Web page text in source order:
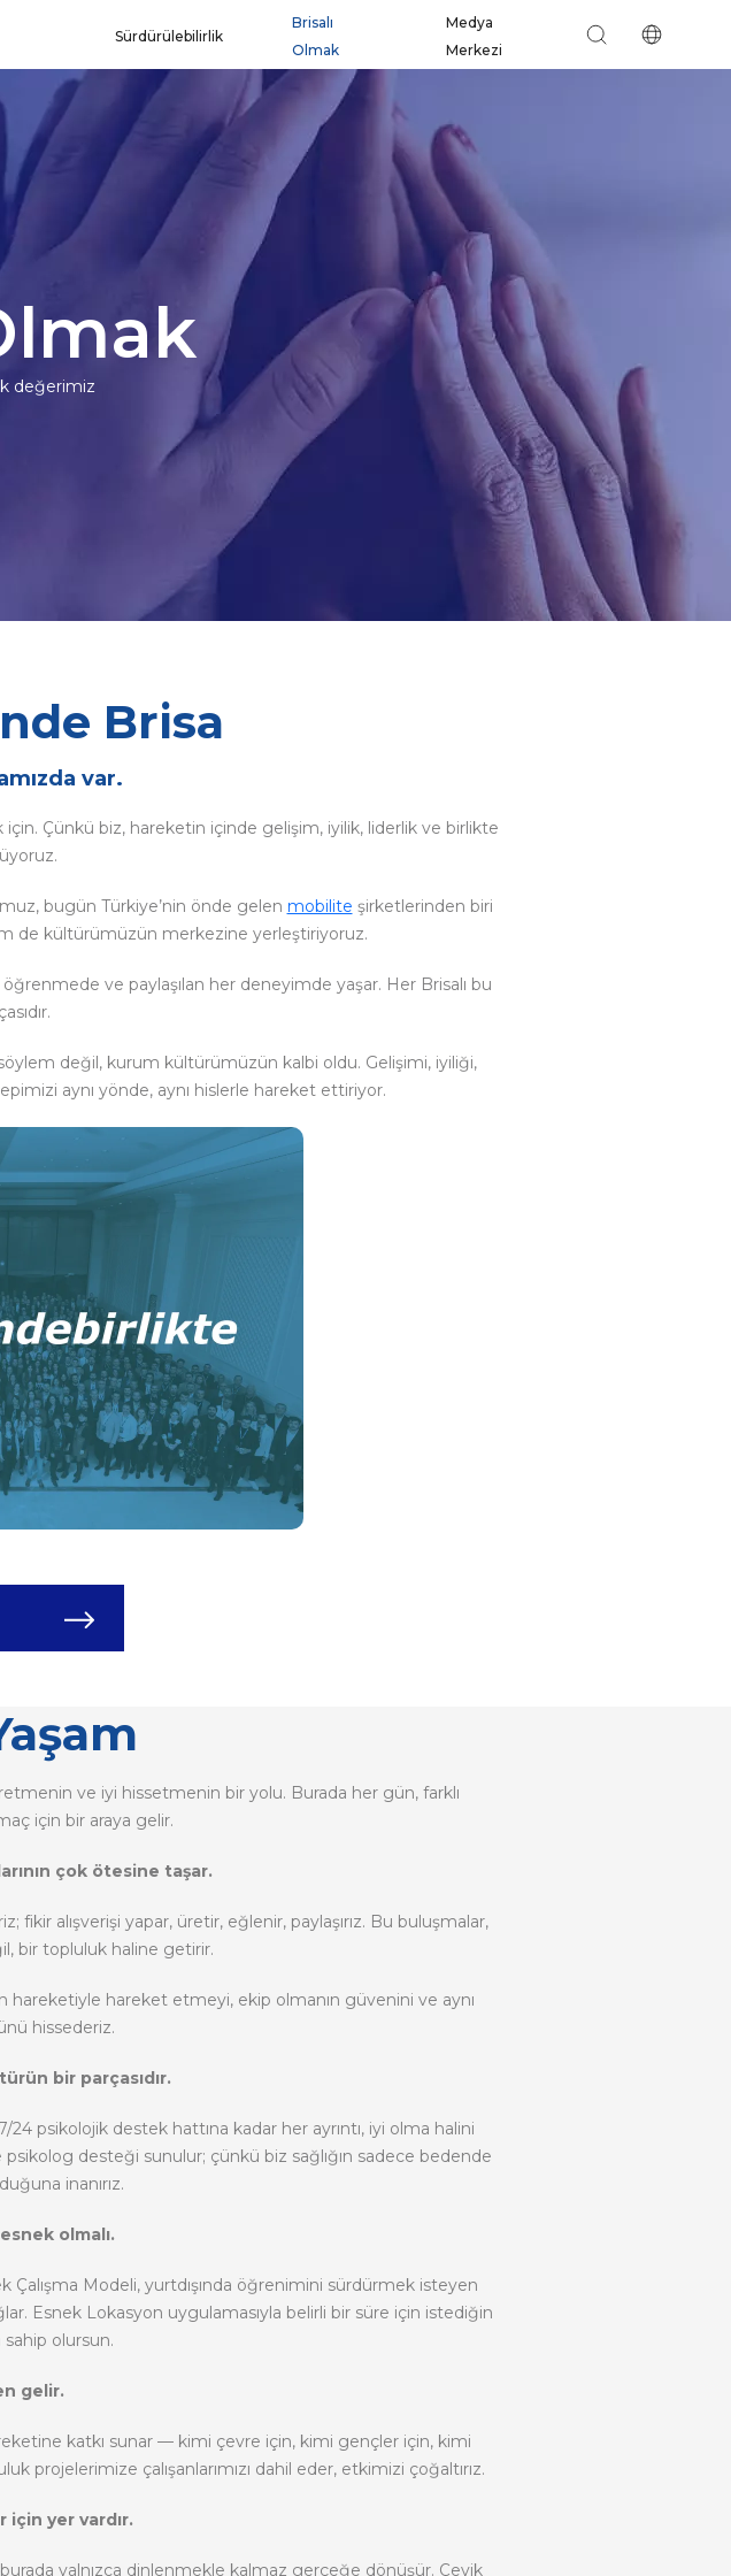
Sürdürülebilirlik
Brisalı
Olmak
Medya
Merkezi
değerimiz
Brisa
var.
için. Çünkü biz, hareketin içinde gelişim, iyilik, liderlik ve birlikte
bugün Türkiye’nin önde gelen mobilite şirketlerinden biri
de kültürümüzün merkezine yerleştiriyoruz.
ve paylaşılan her deneyimde yaşar. Her Brisalı bu
değil, kurum kültürümüzün kalbi oldu. Gelişimi, iyiliği,
aynı yönde, aynı hislerle hareket ettiriyor.
ve iyi hissetmenin bir yolu. Burada her gün, farklı
için bir araya gelir.
çok ötesine taşar.
alışverişi yapar, üretir, eğlenir, paylaşırız. Bu buluşmalar,
bir topluluk haline getirir.
hareket etmeyi, ekip olmanın güvenini ve aynı
hissederiz.
bir parçasıdır.
24 psikolojik destek hattına kadar her ayrıntı, iyi olma halini
desteği sunulur; çünkü biz sağlığın sadece bedende
inanırız.
olmalı.
Çalışma Modeli, yurtdışında öğrenimini sürdürmek isteyen
Esnek Lokasyon uygulamasıyla belirli bir süre için istediğin
sahip olursun.
gelir.
katkı sunar — kimi çevre için, kimi gençler için, kimi
çalışanlarımızı dahil eder, etkimizi çoğaltırız.
yer vardır.
yalnızca dinlenmekle kalmaz gerçeğe dönüşür. Çevik